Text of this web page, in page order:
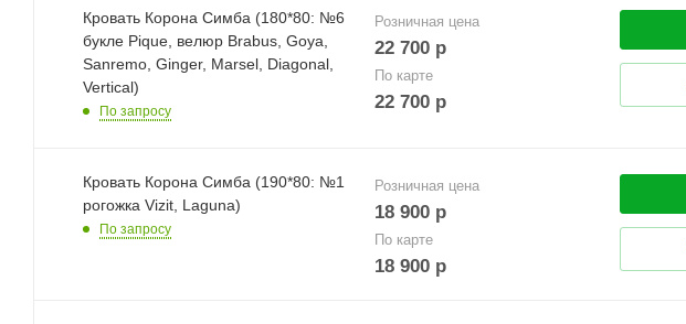
Кровать Корона Симба (180*80: №6
букле Pique, велюр Brabus, Goya,
Sanremo, Ginger, Marsel, Diagonal,
Vertical)
По запросу
Розничная цена
22 700р
По карте
22 700р
Кровать Корона Симба (190*80: №1
рогожка Vizit, Laguna)
По запросу
Розничная цена
18 900р
По карте
18 900р